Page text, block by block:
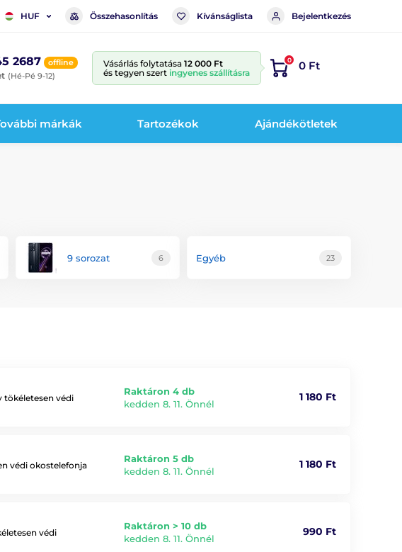
HUF Összehasonlítás Kívánságlista Bejelentkezés
2687 offline
(Hé-Pé 9-12)
Vásárlás folytatása 12 000 Ft
és tegyen szert ingyenes szállításra
0 0 Ft
márkák Tartozékok Ajándékötletek
9 sorozat 6 Egyéb 23
tökéletesen védi
Raktáron 4 db
kedden 8. 11. Önnél
1 180 Ft
védi okostelefonja
Raktáron 5 db
kedden 8. 11. Önnél
1 180 Ft
védi
Raktáron > 10 db
kedden 8. 11. Önnél
990 Ft